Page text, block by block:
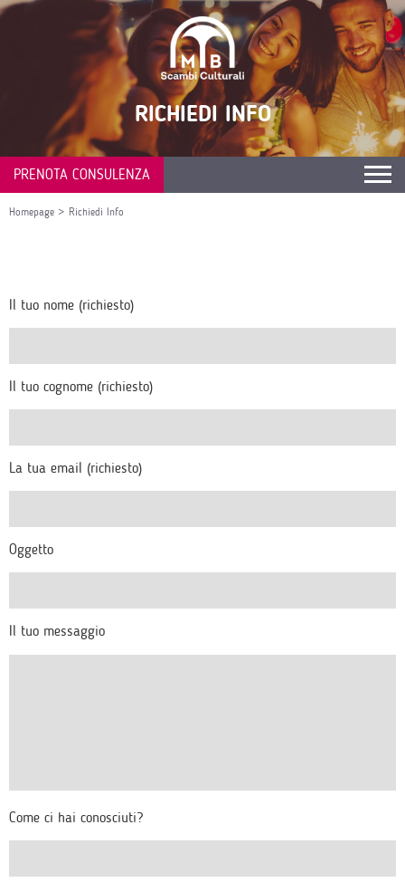
RICHIEDI INFO
PRENOTA CONSULENZA
Homepage > Richiedi Info
Il tuo nome (richiesto)
Il tuo cognome (richiesto)
La tua email (richiesto)
Oggetto
Il tuo messaggio
Come ci hai conosciuti?